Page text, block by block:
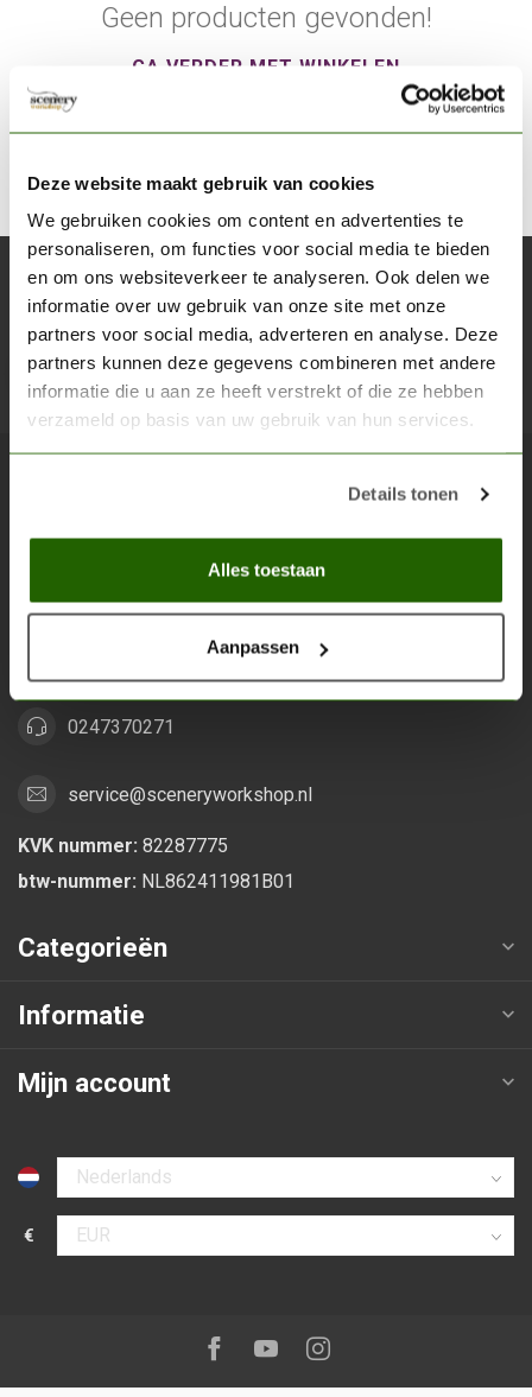
Deze website maakt gebruik van cookies
We gebruiken cookies om content en advertenties te
personaliseren, om functies voor social media te bieden
en om ons websiteverkeer te analyseren. Ook delen we
informatie over uw gebruik van onze site met onze
partners voor social media, adverteren en analyse. Deze
partners kunnen deze gegevens combineren met andere
informatie die u aan ze heeft verstrekt of die ze hebben
verzameld op basis van uw gebruik van hun services.
Details tonen
Alles toestaan
Aanpassen
Geen producten gevonden!
GA VERDER MET WINKELEN
Abonneer je op onze nieuwsbrief
Blijf op de hoogte over onze laatste acties
Alles voor je miniature wargaming en scenery
Grootstalselaan 46
0247370271
service@sceneryworkshop.nl
KVK nummer: 82287775
btw-nummer: NL862411981B01
Categorieën
Informatie
Mijn account
Selecteer taal
€
Selecteer valuta
Volg ons op:Facebook
YoutubeInstagram